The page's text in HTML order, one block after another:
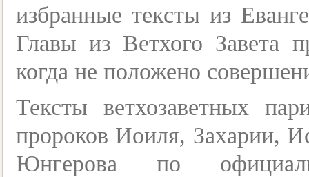
избранные тексты из
Главы из Ветхого Завета
когда не положено
Тексты ветхозаветных
пророков Иоиля, Захарии,
Юнгерова по